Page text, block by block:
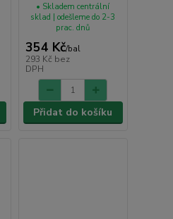
354 Kč/bal
293 Kč bez
DPH
• Skladem centrální
sklad | odešleme do 2-3
prac. dnů
Přidat do košíku